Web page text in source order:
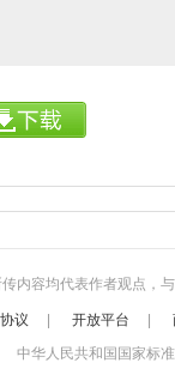
内容均代表作者观点，
议 开放平台
中华人民共和国国家标